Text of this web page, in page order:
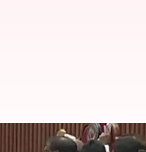
Budget